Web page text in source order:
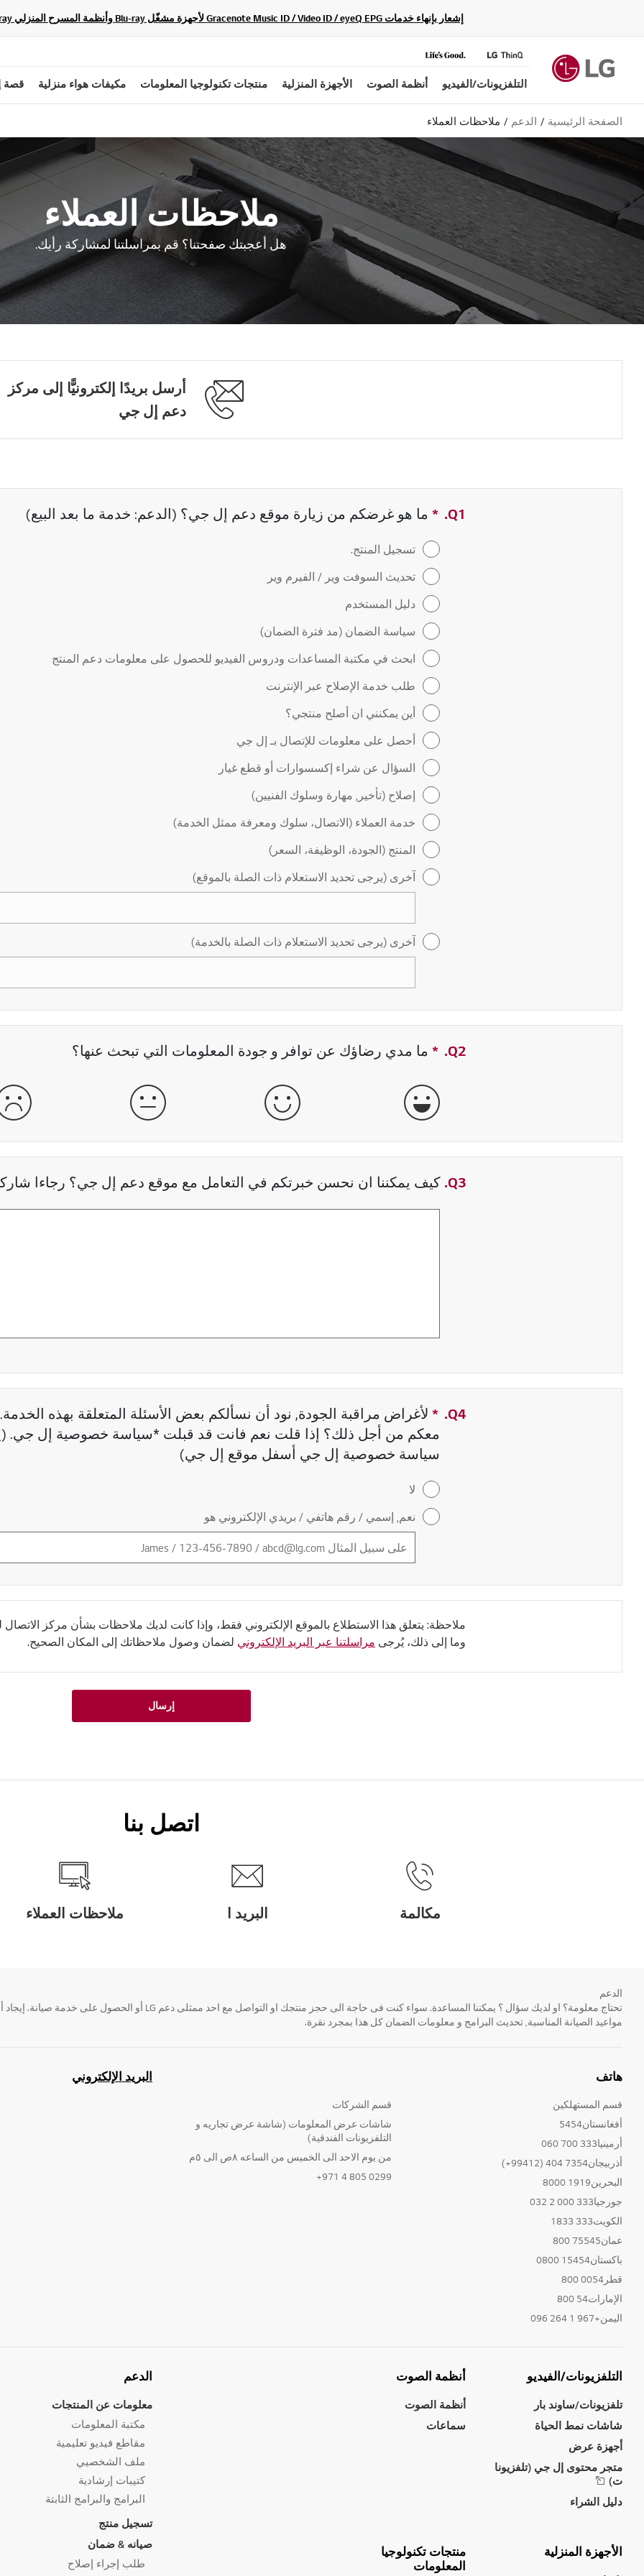
إشعار بإنهاء خدمات Gracenote Music ID / Video ID / eyeQ EPG لأجهزة مشغّل Blu-ray وأنظمة المسرح المنزلي Blu-ray، حيث لن تكون متاحة بعد الآن.
التلفزيونات/الفيديو أنظمة الصوت الأجهزة المنزلية منتجات تكنولوجيا المعلومات مكيفات هواء منزلية قصة
الصفحة الرئيسية الدعم ملاحظات العملاء
ملاحظات العملاء
هل أعجبتك صفحتنا؟ قم بمراسلتنا لمشاركة رأيك.
أرسل بريدًا إلكترونيًّا إلى مركز
دعم إل جي
Q1.
* حقل مطلوب
ما هو غرضكم من زيارة موقع دعم إل جي؟ (الدعم: خدمة ما بعد البيع)
تسجيل المنتج.
تحديث السوفت وير / الفيرم وير
دليل المستخدم
سياسة الضمان (مد فترة الضمان)
ابحث في مكتبة المساعدات ودروس الفيديو للحصول على معلومات دعم المنتج
طلب خدمة الإصلاح عبر الإنترنت
أين يمكنني ان أصلح منتجي؟
أحصل على معلومات للإتصال بـ إل جي
السؤال عن شراء إكسسوارات أو قطع غيار
إصلاح (تأخير, مهارة وسلوك الفنيين)
خدمة العملاء (الاتصال، سلوك ومعرفة ممثل الخدمة)
المنتج (الجودة، الوظيفة، السعر)
آخرى (يرجى تحديد الاستعلام ذات الصلة بالموقع)
آخرى (يرجى تحديد الاستعلام ذات الصلة بالخدمة)
Q2.
* حقل مطلوب
ما مدي رضاؤك عن توافر و جودة المعلومات التي تبحث عنها؟
جيدة جداً جيدة عادية
Q3. كيف يمكننا ان نحسن خبرتكم في التعامل مع موقع دعم إل جي؟ رجاءا
Q4.
* حقل مطلوب
لأغراض مراقبة الجودة, نود أن نسألكم بعض الأسئلة المتعلقة بهذه
معكم من أجل ذلك؟ إذا قلت نعم فانت قد قبلت *سياسة خصوصية إل جي.
سياسة خصوصية إل جي أسفل موقع إل جي)
لا
نعم, إسمي / رقم هاتفي / بريدي الإلكتروني هو
ملاحظة: يتعلق هذا الاستطلاع بالموقع الإلكتروني فقط، وإذا كانت لديك ملاحظات بشأن مركز الاتصال
وما إلى ذلك، يُرجى مراسلتنا عبر البريد الإلكتروني لضمان وصول ملاحظاتك إلى المكان الصحيح.
إرسال
اتصل بنا
مكالمة البريد ا ملاحظات العملاء
الدعم
مواعيد الصيانة المناسبة, تحديث البرامج و معلومات الضمان كل هذا بمجرد نقرة.
هاتف
قسم المستهلكين
أفغانستان5454
أرمينيا333 700 060
أذربيجان7354 404 (99412+)
البحرين1919 8000
جورجيا333 000 2 032
الكويت333 1833
عمان75545 800
باكستان15454 0800
قطر0054 800
الإمارات54 800
اليمن+967 1 264 096
قسم الشركات
شاشات عرض المعلومات (شاشة عرض تجاريه و
التلفزيونات الفندقية)
من يوم الاحد الى الخميس من الساعه ٨ص الى ٥م
0299 805 4 971+
البريد الإلكتروني
التلفزيونات/الفيديو
تلفزيونات/ساوند بار
شاشات نمط الحياة
أجهزة عرض
متجر محتوى إل جي (تلفزيونا
ت)
دليل الشراء
أنظمة الصوت
أنظمة الصوت
سماعات
الأجهزة المنزلية
منتجات تكنولوجيا
المعلومات
الدعم
معلومات عن المنتجات
مكتبة المعلومات
مقاطع فيديو تعليمية
ملف الشخصيي
كتيبات إرشادية
البرامج والبرامج الثابتة
تسجيل منتج
صيانه & ضمان
طلب إجراء إصلاح